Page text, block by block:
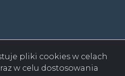
pliki cookies w celach
w celu dostosowania